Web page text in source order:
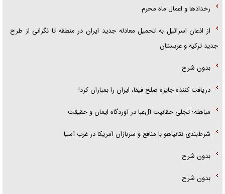
رخداد‌ها و اعمال ماه محرم
از اذعان اسرائیل به تحمیل معادله جدید ایران در منطقه تا نگرانی از طرح
جدید ترکیه و عربستان
بدون شرح
دریافت کننده جایزه صلح فیفا، ایران را بمباران کرد!
مباهله؛ تجلی حقانیت آل‌عبا در آوردگاه ایمان و حقیقت
شرط‌بندی نتانیاهو با منافع و سربازان آمریکا در غرب آسیا
بدون شرح
بدون شرح